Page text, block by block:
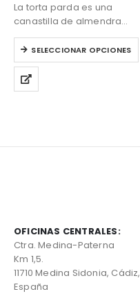
La torta parda es una
canastilla de almendra
rellena de confitura de
cabello de ángel.
SELECCIONAR OPCIONES
Este
tiene
múltiples
producto
OFICINAS CENTRALES:
Ctra. Medina-Paterna
Km 1,5.
11710 Medina Sidonia, Cádiz,
España